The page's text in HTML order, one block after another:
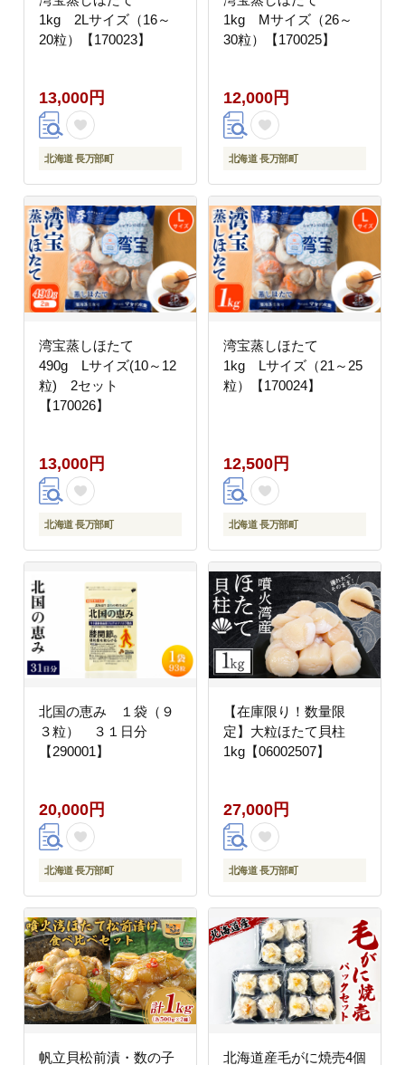
1kg 2Lサイズ（16～
20粒）【170023】
13,000円
北海道 長万部町
1kg Mサイズ（26～
30粒）【170025】
12,000円
北海道 長万部町
湾宝蒸しほたて
490g Lサイズ(10～12
粒) 2セット
【170026】
13,000円
北海道 長万部町
湾宝蒸しほたて
1kg Lサイズ（21～25
粒）【170024】
12,500円
北海道 長万部町
北国の恵み １袋（９
３粒） ３１日分
【290001】
20,000円
北海道 長万部町
【在庫限り！数量限
定】大粒ほたて貝柱
1kg【06002507】
27,000円
北海道 長万部町
帆立貝松前漬・数の子 北海道産毛がに焼売4個